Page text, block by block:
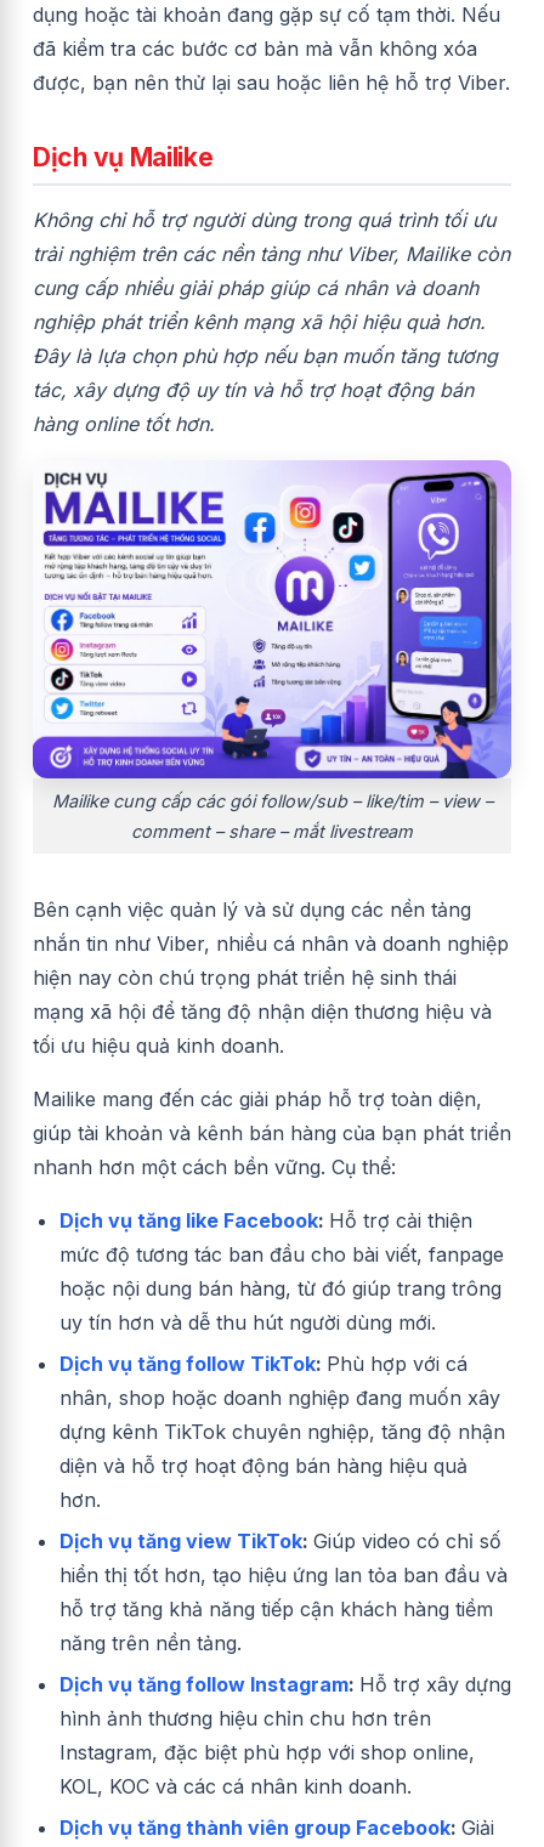
dụng hoặc tài khoản đang gặp sự cố tạm thời. Nếu
đã kiểm tra các bước cơ bản mà vẫn không xóa
được, bạn nên thử lại sau hoặc liên hệ hỗ trợ Viber.
Dịch vụ Mailike
Không chỉ hỗ trợ người dùng trong quá trình tối ưu
trải nghiệm trên các nền tảng như Viber, Mailike còn
cung cấp nhiều giải pháp giúp cá nhân và doanh
nghiệp phát triển kênh mạng xã hội hiệu quả hơn.
Đây là lựa chọn phù hợp nếu bạn muốn tăng tương
tác, xây dựng độ uy tín và hỗ trợ hoạt động bán
hàng online tốt hơn.
Mailike cung cấp các gói follow/sub – like/tim – view –
comment – share – mắt livestream
Bên cạnh việc quản lý và sử dụng các nền tảng
nhắn tin như Viber, nhiều cá nhân và doanh nghiệp
hiện nay còn chú trọng phát triển hệ sinh thái
mạng xã hội để tăng độ nhận diện thương hiệu và
tối ưu hiệu quả kinh doanh.
Mailike mang đến các giải pháp hỗ trợ toàn diện,
giúp tài khoản và kênh bán hàng của bạn phát triển
nhanh hơn một cách bền vững. Cụ thể:
Dịch vụ tăng like Facebook: Hỗ trợ cải thiện
mức độ tương tác ban đầu cho bài viết, fanpage
hoặc nội dung bán hàng, từ đó giúp trang trông
uy tín hơn và dễ thu hút người dùng mới.
Dịch vụ tăng follow TikTok: Phù hợp với cá
nhân, shop hoặc doanh nghiệp đang muốn xây
dựng kênh TikTok chuyên nghiệp, tăng độ nhận
diện và hỗ trợ hoạt động bán hàng hiệu quả
hơn.
Dịch vụ tăng view TikTok: Giúp video có chỉ số
hiển thị tốt hơn, tạo hiệu ứng lan tỏa ban đầu và
hỗ trợ tăng khả năng tiếp cận khách hàng tiềm
năng trên nền tảng.
Dịch vụ tăng follow Instagram: Hỗ trợ xây dựng
hình ảnh thương hiệu chỉn chu hơn trên
Instagram, đặc biệt phù hợp với shop online,
KOL, KOC và các cá nhân kinh doanh.
Dịch vụ tăng thành viên group Facebook: Giải